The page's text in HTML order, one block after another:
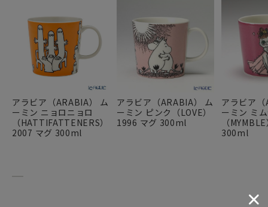
アラビア（ARABIA） ム
ーミン ニョロニョロ
（HATTIFATTENERS）
2007 マグ 300ml
アラビア（ARABIA） ム
ーミン ピンク（LOVE）
1996 マグ 300ml
アラビア
ーミン ミ
（
300ml